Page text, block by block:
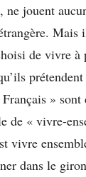
jouent
Mais
de vivre
» sont
de « vivre-
vivre
dans le